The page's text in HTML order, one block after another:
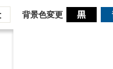
背景色変更